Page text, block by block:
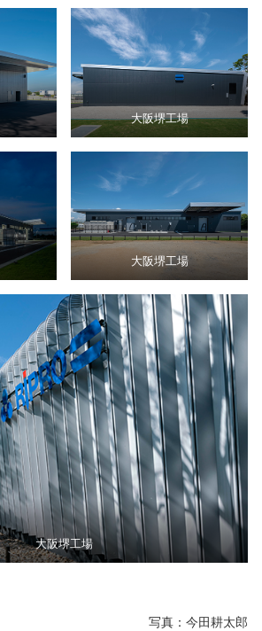
大阪堺工場
大阪堺工場
大阪堺工場
写真：今田耕太郎